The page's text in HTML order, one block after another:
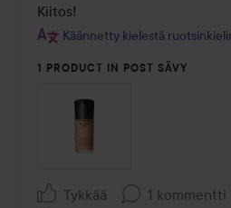
Kiitos!
Käännetty kielestä
1 PRODUCT IN POST SÄVY
Tykkää 1 kommentti